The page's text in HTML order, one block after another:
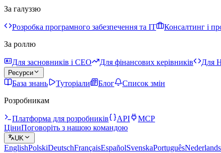
За галуззю
Розробка програмного забезпечення та IT Консалтинг і
За роллю
Для засновників і CEO Для фінансових керівників Для
Ресурси
База знань Туторіали Блог
Список змін
Розробникам
Платформа для розробників API
MCP
ЦіниПоговоріть з нашою командою
UK
EnglishPolskiDeutschFrançaisEspañolSvenskaPortuguêsNederlands